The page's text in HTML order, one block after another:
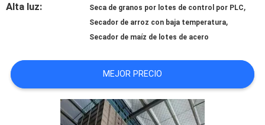
CONTACTO
Alta luz: Seca de granos por lotes de control por PLC,
Secador de arroz con baja temperatura,
Secador de maíz de lotes de acero
MEJOR PRECIO